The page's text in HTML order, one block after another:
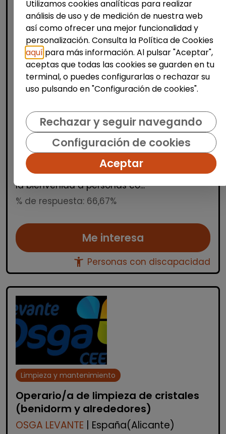
Producción, Industria y Calidad
Operario/a de manipulados
(aranjuez, madrid)
INTEGRANDES.ORG | España(Madrid)
Estamos buscando una persona para un
puesto de manipulados en nuestro Centro
Especial de Empleo. Trabajo a turnos en
horario de mañana, tarde y noche. Damos
la bienvenida a personas co...
% de respuesta: 66,67%
Me interesa
accessibility_new Personas con discapacidad
Limpieza y mantenimiento
Operario/a de limpieza de cristales
(benidorm y alrededores)
OSGA LEVANTE | España(Alicante)
Utilizamos cookies analíticas para realizar
análisis de uso y de medición de nuestra web
así como ofrecer una mejor funcionalidad y
personalización. Consulta la Política de Cookies
aquí para más información. Al pulsar "Aceptar",
aceptas que todas las cookies se guarden en tu
terminal, o puedes configurarlas o rechazar su
uso pulsando en "Configuración de cookies".
Rechazar y seguir navegando
Configuración de cookies
Aceptar